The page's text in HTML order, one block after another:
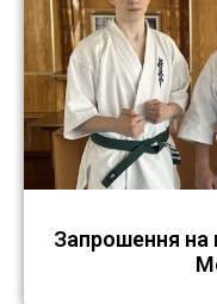
Запрошення на